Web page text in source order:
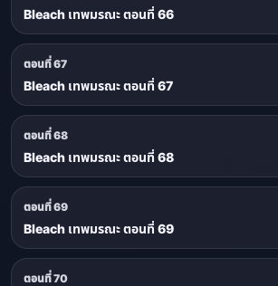
Bleach เทพมรณะ ตอนที่ 66
ตอนที่ 67
Bleach เทพมรณะ ตอนที่ 67
ตอนที่ 68
Bleach เทพมรณะ ตอนที่ 68
ตอนที่ 69
Bleach เทพมรณะ ตอนที่ 69
ตอนที่ 70